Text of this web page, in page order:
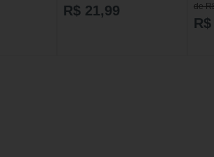
R$ 21,99 de